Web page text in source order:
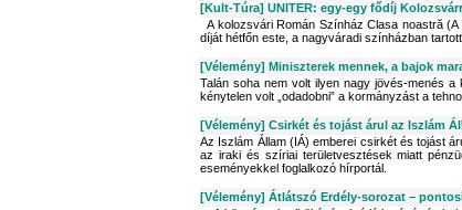
[Kult-Túra] UNITER: egy-egy fődíj
A kolozsvári Román Színház Clasa noastră
díját hétfőn este, a nagyváradi színházban
[Vélemény] Miniszterek mennek, a bajok
Talán soha nem volt ilyen nagy jövés-menés
kénytelen volt „odadobni” a kormányzást a
[Vélemény] Csirkét és tojást árul az Iszlám
Az Iszlám Állam (IÁ) emberei csirkét és tojást
az iraki és szíriai területvesztések miatt
eseményekkel foglalkozó hírportál.
[Vélemény] Átlátszó Erdély-sorozat –